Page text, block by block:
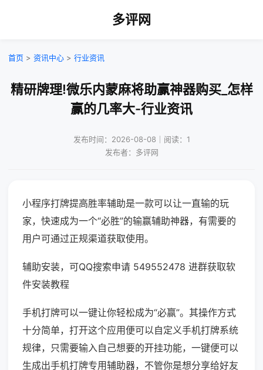
多评网
首页 > 资讯中心 > 行业资讯
精研牌理!微乐内蒙麻将助赢神器购买_怎样
赢的几率大-行业资讯
发布时间：2026-08-08｜阅读：1
发布者：多评网
小程序打牌提高胜率辅助是一款可以让一直输的玩
家，快速成为一个“必胜”的输赢辅助神器，有需要的
用户可通过正规渠道获取使用。
辅助安装，可QQ搜索申请 549552478 进群获取软
件安装教程
手机打牌可以一键让你轻松成为“必赢”。其操作方式
十分简单，打开这个应用便可以自定义手机打牌系统
规律，只需要输入自己想要的开挂功能，一键便可以
生成出手机打牌专用辅助器，不管你是想分享给好友